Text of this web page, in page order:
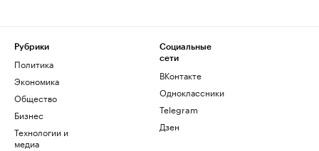
Рубрики
Политика
Экономика
Общество
Бизнес
Технологии и
медиа
Социальные
сети
ВКонтакте
Одноклассники
Telegram
Дзен